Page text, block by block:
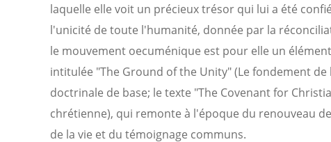
laquelle elle voit un précieux trésor qui lui a été
l'unicité de toute l'humanité, donnée par la
le mouvement oecuménique est pour elle un
intitulée "The Ground of the Unity" (Le fondement
doctrinale de base; le texte "The Covenant for
chrétienne), qui remonte à l'époque du renouveau
de la vie et du témoignage communs.